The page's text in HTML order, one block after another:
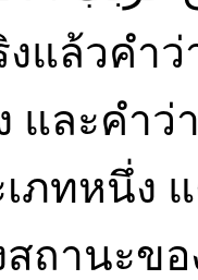
งแล้วคำ
และคำว่
เภทหนึ่ง
สถานะข